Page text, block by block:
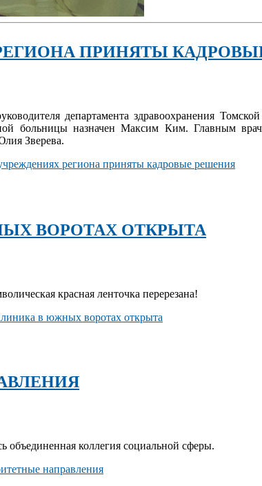
ПРИНЯТЫ
департамента здравоохранения
больницы назначен Максим Ким. Главным
Зверева.
региона приняты кадровые решения
ВОРОТАХ ОТКРЫТА
красная ленточка перерезана!
в южных воротах открыта
объединенная коллегия социальной сферы.
направления